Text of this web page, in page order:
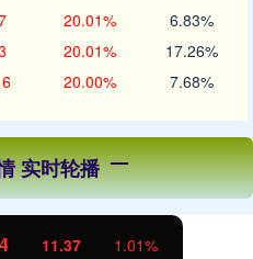
20.01% 6.83%
20.01% 17.26%
20.00% 7.68%
实时轮播
11.37 1.01%